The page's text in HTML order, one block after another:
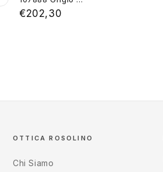
€202,30
OTTICA ROSOLINO
Chi Siamo